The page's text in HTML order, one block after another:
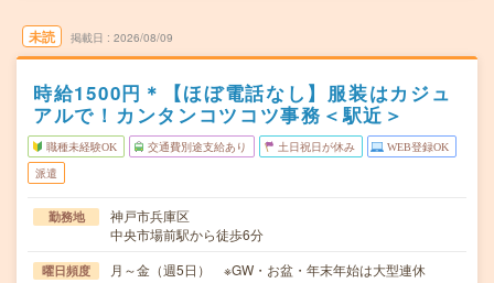
未読 掲載日 2026/08/09
時給1500円＊【ほぼ電話なし】服装はカジュ
アルで！カンタンコツコツ事務＜駅近＞
職種未経験OK 交通費別途支給あり 土日祝日が休み WEB登録OK
派遣
勤務地
神戸市兵庫区
中央市場前駅から徒歩6分
曜日頻度 月～金（週5日） ※GW・お盆・年末年始は大型連休